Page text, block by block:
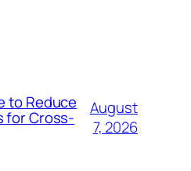
to Reduce
for Cross-
August
7, 2026